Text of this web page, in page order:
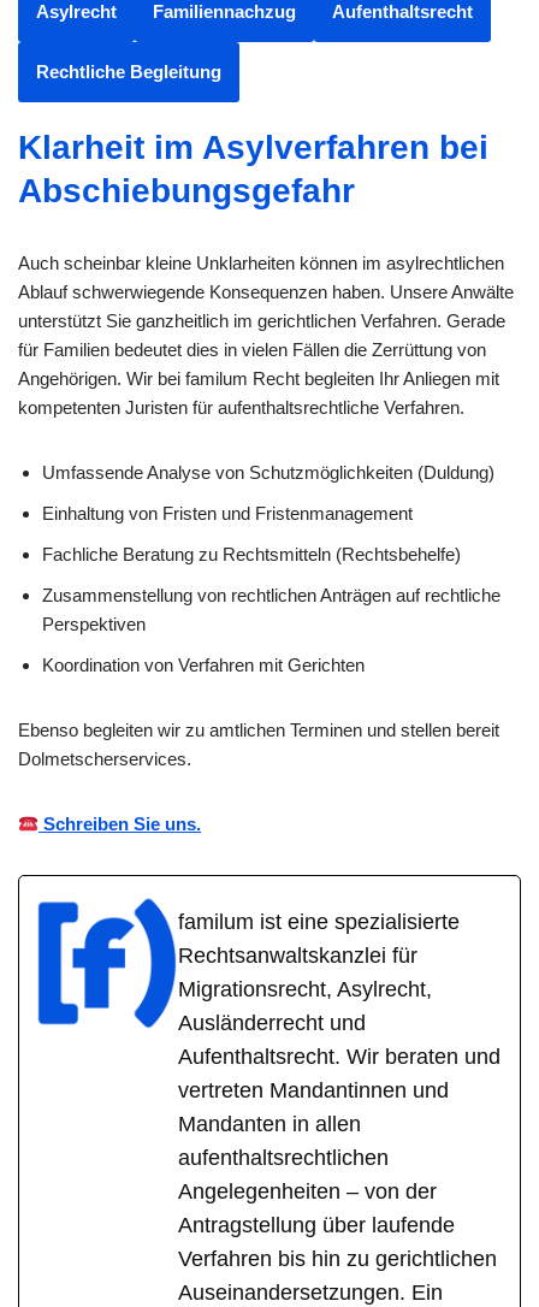
Asylrecht Familiennachzug Aufenthaltsrecht
Rechtliche Begleitung
Klarheit im Asylverfahren bei
Abschiebungsgefahr
Auch scheinbar kleine Unklarheiten können im asylrechtlichen
Ablauf schwerwiegende Konsequenzen haben. Unsere Anwälte
unterstützt Sie ganzheitlich im gerichtlichen Verfahren. Gerade
für Familien bedeutet dies in vielen Fällen die Zerrüttung von
Angehörigen. Wir bei familum Recht begleiten Ihr Anliegen mit
kompetenten Juristen für aufenthaltsrechtliche Verfahren.
Umfassende Analyse von Schutzmöglichkeiten (Duldung)
Einhaltung von Fristen und Fristenmanagement
Fachliche Beratung zu Rechtsmitteln (Rechtsbehelfe)
Zusammenstellung von rechtlichen Anträgen auf rechtliche
Perspektiven
Koordination von Verfahren mit Gerichten
Ebenso begleiten wir zu amtlichen Terminen und stellen bereit
Dolmetscherservices.
Schreiben Sie uns.
familum ist eine spezialisierte
Rechtsanwaltskanzlei für
Migrationsrecht, Asylrecht,
Ausländerrecht und
Aufenthaltsrecht. Wir beraten und
vertreten Mandantinnen und
Mandanten in allen
aufenthaltsrechtlichen
Angelegenheiten – von der
Antragstellung über laufende
Verfahren bis hin zu gerichtlichen
Auseinandersetzungen. Ein